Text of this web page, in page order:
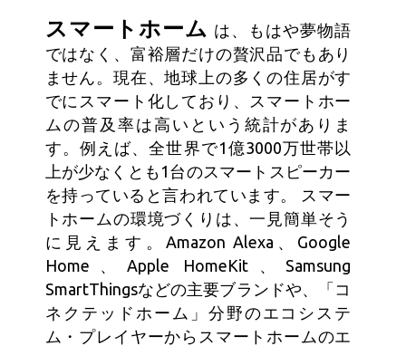
スマートホーム は、もはや夢物語
ではなく、富裕層だけの贅沢品でもあり
ません。現在、地球上の多くの住居がす
でにスマート化しており、スマートホー
ムの普及率は高いという統計がありま
す。例えば、全世界で1億3000万世帯以
上が少なくとも1台のスマートスピーカー
を持っていると言われています。 スマー
トホームの環境づくりは、一見簡単そう
に見えます。Amazon Alexa、Google
Home、Apple HomeKit、Samsung
SmartThingsなどの主要ブランドや、「コ
ネクテッドホーム」分野のエコシステ
ム・プレイヤーからスマートホームのエ